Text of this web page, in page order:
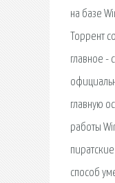
на базе
Торрент
главное -
главную
работы
способ